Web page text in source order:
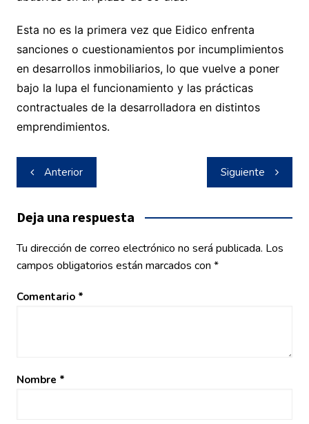
Esta no es la primera vez que Eidico enfrenta
sanciones o cuestionamientos por incumplimientos
en desarrollos inmobiliarios, lo que vuelve a poner
bajo la lupa el funcionamiento y las prácticas
contractuales de la desarrolladora en distintos
emprendimientos.
Navegación
de
entradas
Anterior Siguiente
Deja una respuesta
Tu dirección de correo electrónico no será publicada. Los
campos obligatorios están marcados con *
Comentario *
Nombre *